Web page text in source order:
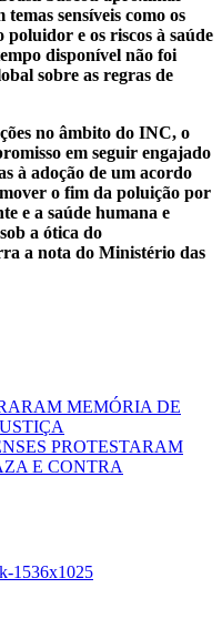
temas sensíveis como os
e os riscos à saúde
disponível não foi
sobre as regras de
no âmbito do INC, o
em seguir engajado
à adoção de um acordo
o fim da poluição por
e a saúde humana e
a ótica do
a nota do Ministério das
MEMÓRIA DE
PROTESTARAM
E CONTRA